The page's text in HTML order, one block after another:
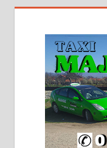
стамбене
2х150м2,
грејање
адресе. 063/
Издајем
халу на
плацу
064/321-80-